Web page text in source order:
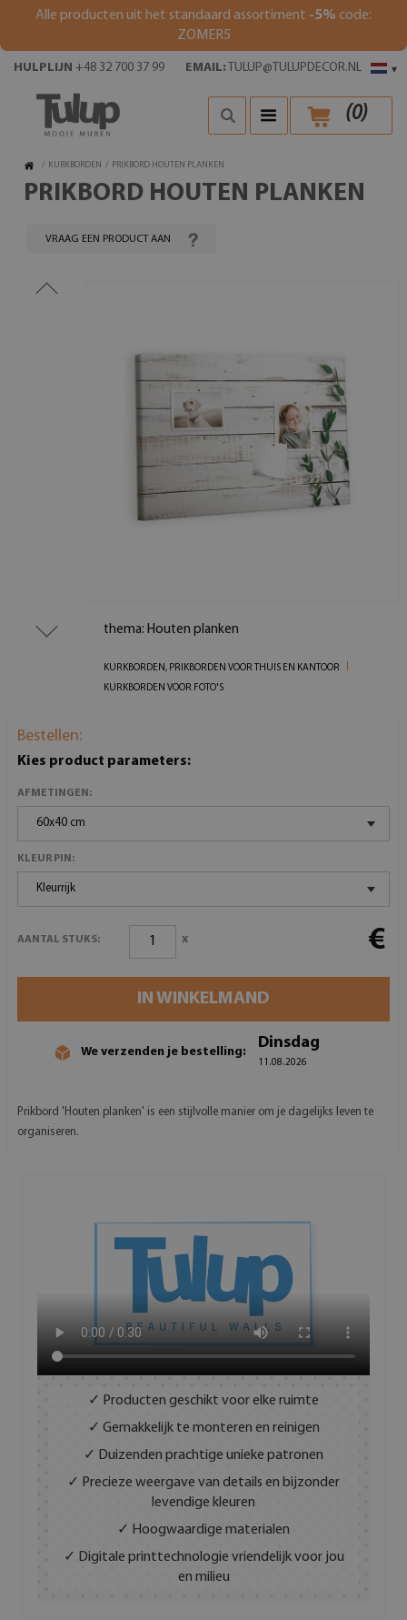
Alle producten uit het standaard assortiment -5% code:
ZOMER5
▾
HULPLIJN +48 32 700 37 99 EMAIL: TULUP@TULUPDECOR.NL
(0)
/ KURKBORDEN / PRIKBORD HOUTEN PLANKEN
PRIKBORD HOUTEN PLANKEN
VRAAG EEN PRODUCT AAN
thema: Houten planken
KURKBORDEN, PRIKBORDEN VOOR THUIS EN KANTOOR
KURKBORDEN VOOR FOTO'S
Bestellen:
Kies product parameters:
AFMETINGEN:
60x40 cm
KLEUR PIN:
Kleurrijk
AANTAL STUKS: x €
IN WINKELMAND
We verzenden je bestelling:
Dinsdag
11.08.2026
Prikbord 'Houten planken' is een stijlvolle manier om je dagelijks leven te
organiseren.
✓ Producten geschikt voor elke ruimte
✓ Gemakkelijk te monteren en reinigen
✓ Duizenden prachtige unieke patronen
✓ Precieze weergave van details en bijzonder
levendige kleuren
✓ Hoogwaardige materialen
✓ Digitale printtechnologie vriendelijk voor jou
en milieu